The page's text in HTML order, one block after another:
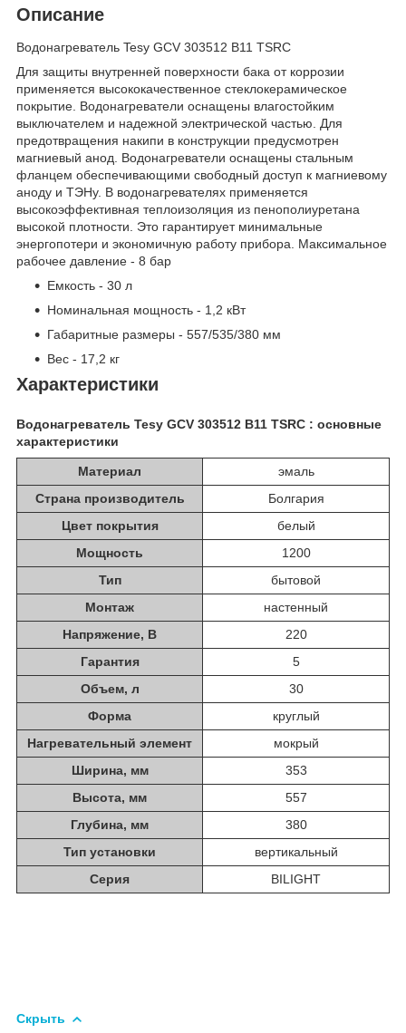
Описание
Водонагреватель Tesy GCV 303512 B11 TSRC
Для защиты внутренней поверхности бака от коррозии
применяется высококачественное стеклокерамическое
покрытие. Водонагреватели оснащены влагостойким
выключателем и надежной электрической частью. Для
предотвращения накипи в конструкции предусмотрен
магниевый анод. Водонагреватели оснащены стальным
фланцем обеспечивающими свободный доступ к магниевому
аноду и ТЭНу. В водонагревателях применяется
высокоэффективная теплоизоляция из пенополиуретана
высокой плотности. Это гарантирует минимальные
энергопотери и экономичную работу прибора. Максимальное
рабочее давление - 8 бар
Емкость - 30 л
Номинальная мощность - 1,2 кВт
Габаритные размеры - 557/535/380 мм
Вес - 17,2 кг
Характеристики
Водонагреватель Tesy GCV 303512 B11 TSRC : основные
характеристики
Материал
эмаль
Страна производитель
Болгария
Цвет покрытия
белый
Мощность
1200
Тип
бытовой
Монтаж
настенный
Напряжение, В
220
Гарантия
5
Объем, л
30
Форма
круглый
Нагревательный элемент
мокрый
Ширина, мм
353
Высота, мм
557
Глубина, мм
380
Тип установки
вертикальный
Серия
BILIGHT
Скрыть